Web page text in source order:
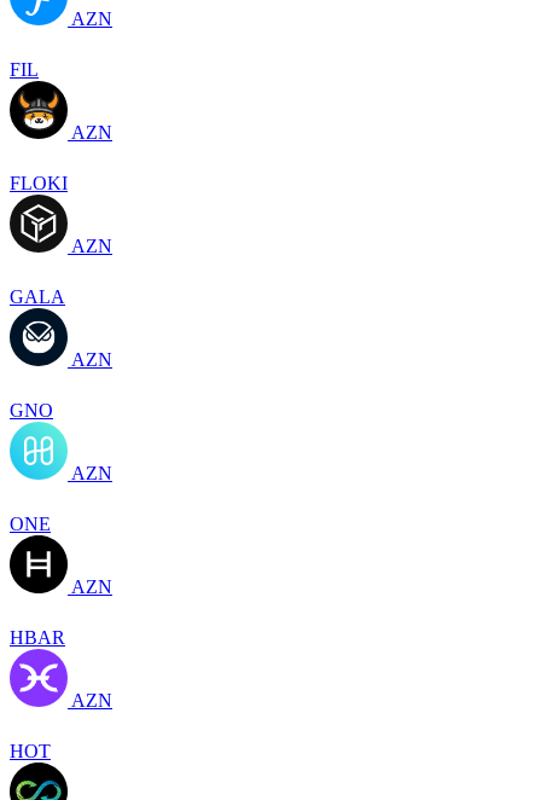
AZN
FIL
AZN
FLOKI
AZN
GALA
AZN
GNO
AZN
ONE
AZN
HBAR
AZN
HOT